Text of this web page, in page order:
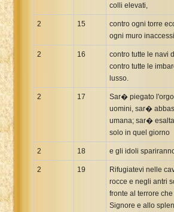
colli elevati,
2 15
contro ogni torre
ogni muro
2 16
contro tutte le navi
contro tutte le
lusso.
2 17
Sar� piegato
uomini, sar�
umana; sar�
solo in quel giorno
2 18 e gli idoli
2 19
Rifugiatevi nelle
rocce e negli antri
fronte al terrore
Signore e allo